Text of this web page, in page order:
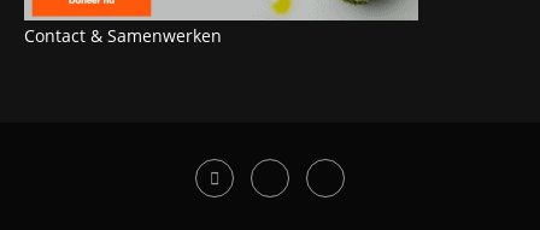
Contact & Samenwerken